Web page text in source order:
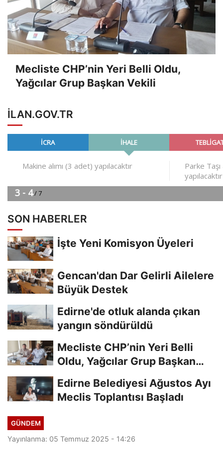
Mecliste CHP’nin Yeri Belli Oldu,
Yağcılar Grup Başkan Vekili
ILAN.GOV.TR
SON HABERLER
İşte Yeni Komisyon Üyeleri
Gencan'dan Dar Gelirli Ailelere
Büyük Destek
Edirne'de otluk alanda çıkan
yangın söndürüldü
Mecliste CHP’nin Yeri Belli
Oldu, Yağcılar Grup Başkan
Edirne Belediyesi Ağustos Ayı
Meclis Toplantısı Başladı
GÜNDEM
Yayınlanma: 05 Temmuz 2025 - 14:26